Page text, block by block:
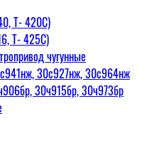
Т- 420С)
Т- 425С)
чугунные
30с927нж, 30с964нж
30ч915бр, 30ч973бр